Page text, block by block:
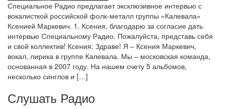
Специальное Радио предлагает эксклюзивное интервью с
вокалисткой российской фолк-металл группы «Калевала»
Ксенией Маркевич. 1. Ксения, благодарю за согласие дать
интервью Специальному Радио. Пожалуйста, представь себя
и свой коллектив! Ксения: Здраве! Я – Ксения Маркевич,
вокал, лирика в группе Калевала. Мы – московская команда,
основанная в 2007 году. На нашем счету 5 альбомов,
несколько синглов и […]
Слушать Радио